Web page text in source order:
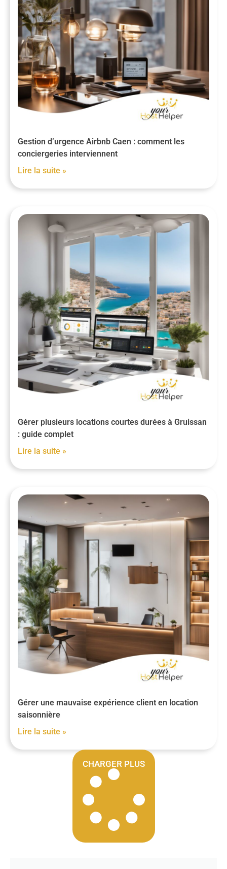
Gestion d’urgence Airbnb Caen : comment les
conciergeries interviennent
Lire la suite »
Gérer plusieurs locations courtes durées à Gruissan
: guide complet
Lire la suite »
Gérer une mauvaise expérience client en location
saisonnière
Lire la suite »
CHARGER PLUS